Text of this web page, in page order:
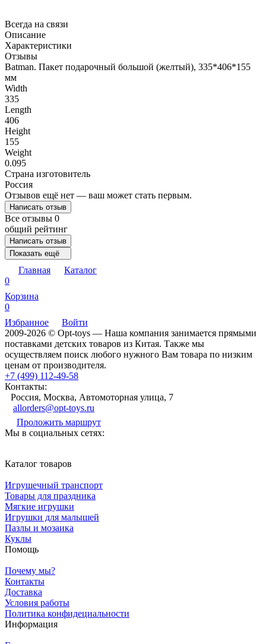
Всегда на связи
Описание
Характеристики
Отзывы
Batman. Пакет подарочный большой (желтый), 335*406*155
мм
Width
335
Length
406
Height
155
Weight
0.095
Страна изготовитель
Россия
Отзывов ещё нет — ваш может стать первым.
Написать отзыв
Все отзывы 0
общий рейтинг
Написать отзыв
Показать ещё
Главная
Каталог
0
Корзина
0
Избранное
Войти
2009-2026 © Opt-toys — Наша компания занимается прямыми
поставками детских товаров из Китая. Также мы
осуществляем поиск любого нужного Вам товара по низким
ценам от производителя.
+7 (499) 112-49-58
Контакты:
Россия, Москва, Автомоторная улица, 7
allorders@opt-toys.ru
Проложить маршрут
Мы в социальных сетях:
Каталог товаров
Игрушечный транспорт
Товары для праздника
Мягкие игрушки
Игрушки для малышей
Пазлы и мозаика
Куклы
Помощь
Почему мы?
Контакты
Доставка
Условия работы
Политика конфидециальности
Информация